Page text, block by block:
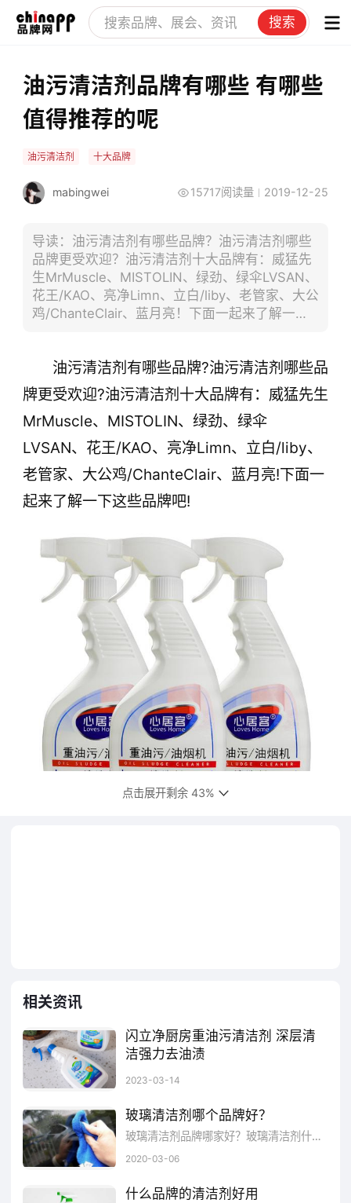
搜索
油污清洁剂品牌有哪些 有哪些
值得推荐的呢
油污清洁剂 十大品牌
mabingwei 15717阅读量 2019-12-25
导读：油污清洁剂有哪些品牌？油污清洁剂哪些
品牌更受欢迎？油污清洁剂十大品牌有：威猛先
生MrMuscle、MISTOLIN、绿劲、绿伞LVSAN、
花王/KAO、亮净Limn、立白/liby、老管家、大公
鸡/ChanteClair、蓝月亮！下面一起来了解一下
油污清洁剂有哪些品牌?油污清洁剂哪些品
牌更受欢迎?油污清洁剂十大品牌有：威猛先生
MrMuscle、MISTOLIN、绿劲、绿伞
LVSAN、花王/KAO、亮净Limn、立白/liby、
老管家、大公鸡/ChanteClair、蓝月亮!下面一
起来了解一下这些品牌吧!
杀虫产品的世界领先的制造商。
产品推荐
净含量：2L及以上
点击展开剩余 43%
相关资讯
闪立净厨房重油污清洁剂 深层清
洁强力去油渍
2023-03-14
玻璃清洁剂哪个品牌好？
玻璃清洁剂品牌哪家好？玻璃清洁剂什么牌子比较受欢迎？玻璃清洁剂比较好用的品牌推荐：威露士、威猛先生、洁士奇、LOPO (绿牌)、净安、开米涤清玻璃清洁剂、白猫。
2020-03-06
什么品牌的清洁剂好用